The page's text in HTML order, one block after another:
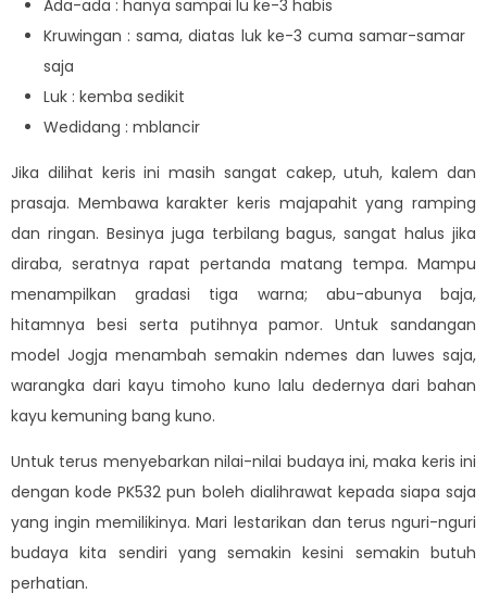
Ada-ada : hanya sampai lu ke-3 habis
Kruwingan : sama, diatas luk ke-3 cuma samar-samar
saja
Luk : kemba sedikit
Wedidang : mblancir
Jika dilihat keris ini masih sangat cakep, utuh, kalem dan
prasaja. Membawa karakter keris majapahit yang ramping
dan ringan. Besinya juga terbilang bagus, sangat halus jika
diraba, seratnya rapat pertanda matang tempa. Mampu
menampilkan gradasi tiga warna; abu-abunya baja,
hitamnya besi serta putihnya pamor. Untuk sandangan
model Jogja menambah semakin ndemes dan luwes saja,
warangka dari kayu timoho kuno lalu dedernya dari bahan
kayu kemuning bang kuno.
Untuk terus menyebarkan nilai-nilai budaya ini, maka keris ini
dengan kode PK532 pun boleh dialihrawat kepada siapa saja
yang ingin memilikinya. Mari lestarikan dan terus nguri-nguri
budaya kita sendiri yang semakin kesini semakin butuh
perhatian.